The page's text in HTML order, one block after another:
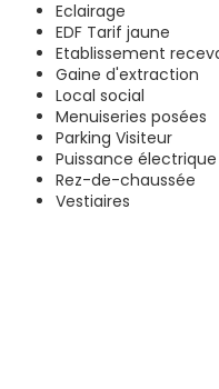
Eclairage
EDF Tarif jaune
Etablissement
Gaine d'extraction
Local social
Menuiseries posées
Parking Visiteur
Puissance électrique
Rez-de-chaussée
Vestiaires